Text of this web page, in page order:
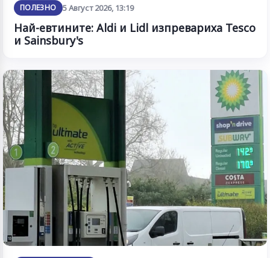
ПОЛЕЗНО 5 Август 2026, 13:19
Най-евтините: Aldi и Lidl изпревариха Tesco
и Sainsbury's